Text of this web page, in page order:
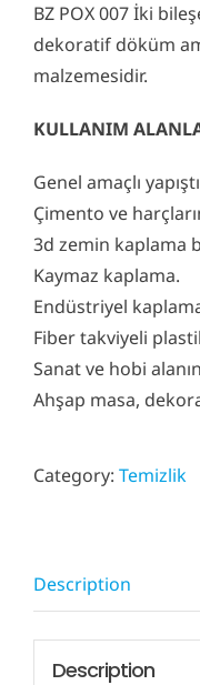
BZ POX 007 İki
dekoratif döküm
malzemesidir.
KULLANIM
Genel amaçlı
Çimento ve
3d zemin kaplama
Kaymaz kaplama.
Endüstriyel
Fiber takviyeli
Sanat ve hobi
Ahşap masa,
Category: Temizlik
Description
Description